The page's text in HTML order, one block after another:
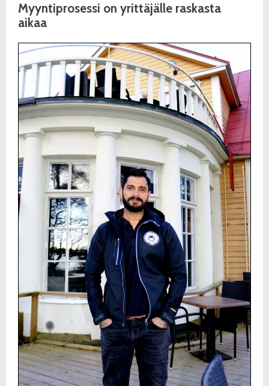
Myyntiprosessi on yrittäjälle raskasta
aikaa